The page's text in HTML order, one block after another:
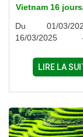
Vietnam 16
Du 01/03/
16/03/
LIRE LA